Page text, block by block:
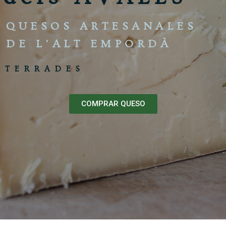
QUESOS ARTESANALES
DE L'ALT EMPORDÀ
TERRADES
COMPRAR QUESO